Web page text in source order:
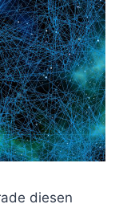
diesen